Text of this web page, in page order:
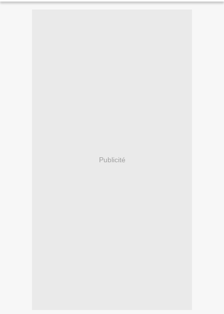
Publicité